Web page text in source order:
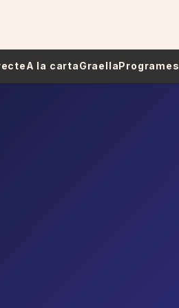
A la cartaGraellaProgrames